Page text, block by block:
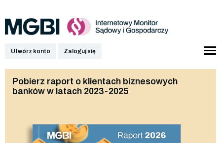
Utwórz konto Zaloguj się
Pobierz raport o klientach biznesowych
banków w latach 2023-2025